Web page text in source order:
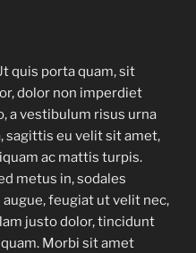
quis porta quam, sit
dolor non imperdiet
a vestibulum risus urna
sagittis eu velit sit amet,
ac mattis turpis.
metus in, sodales
feugiat ut velit nec,
justo dolor, tincidunt
Morbi sit amet